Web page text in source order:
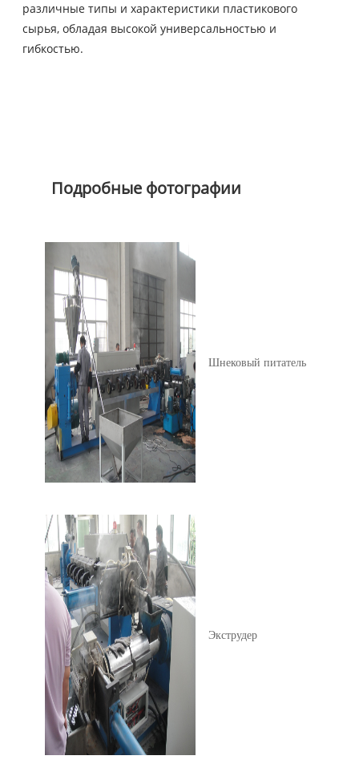
различные типы и характеристики пластикового
сырья, обладая высокой универсальностью и
гибкостью.
Подробные фотографии
Шнековый питатель
Экструдер